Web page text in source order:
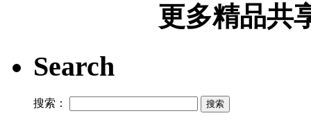
更多精品共
Search
搜索：